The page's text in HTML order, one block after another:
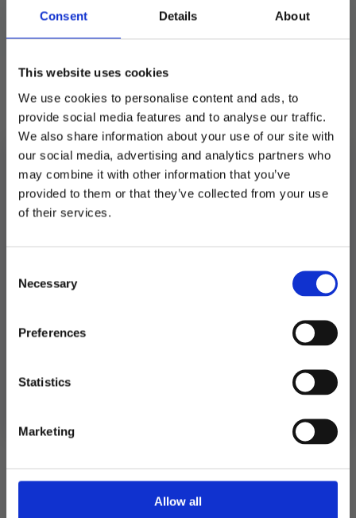
Consent Details About
This website uses cookies
We use cookies to personalise content and ads, to
provide social media features and to analyse our traffic.
We also share information about your use of our site with
our social media, advertising and analytics partners who
may combine it with other information that you’ve
provided to them or that they’ve collected from your use
of their services.
Selection
Necessary
Preferences
Statistics
Marketing
Allow all
229kr
400g i pakken.
Utsolgt
107252
Kategorier:Bakeingredienser, Baking
MELD DEG PÅ NYHETSBREVET